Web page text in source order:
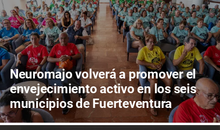
Neuromajo volverá a promover el
envejecimiento activo en los seis
municipios de Fuerteventura